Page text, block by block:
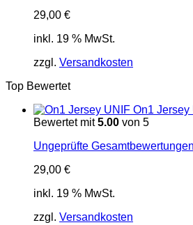
29,00 €
inkl. 19 % MwSt.
zzgl. Versandkosten
Top Bewertet
On1 Jersey
Bewertet mit5.00 von 5
Ungeprüfte Gesamtbewertungen
29,00 €
inkl. 19 % MwSt.
zzgl. Versandkosten